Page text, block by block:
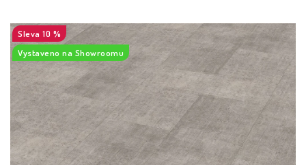
LIŠTY A DEKORAČNÍ PRVKY
NÁSTĚNNÉ PANELY
SKRYTÉ ZÁRUBNĚ
STAVEBNÍ POUZDRA
10 %
Vystaveno na Showroomu